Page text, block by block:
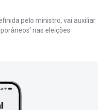
pelo ministro, vai auxiliar
nas eleições